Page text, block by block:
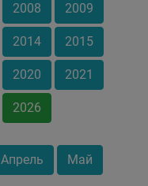
2008 2009
2014 2015
2020 2021
2026
Апрель Май